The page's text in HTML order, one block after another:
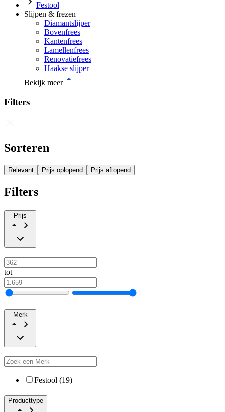
Festool
Slijpen & frezen
Diamantslijper
Bovenfrees
Kantenfrees
Lamellenfrees
Renovatiefrees
Haakse slijper
Bekijk meer
Filters
Sorteren
Relevant Prijs oplopend Prijs aflopend
Filters
Prijs
tot
Merk
Festool (19)
Producttype